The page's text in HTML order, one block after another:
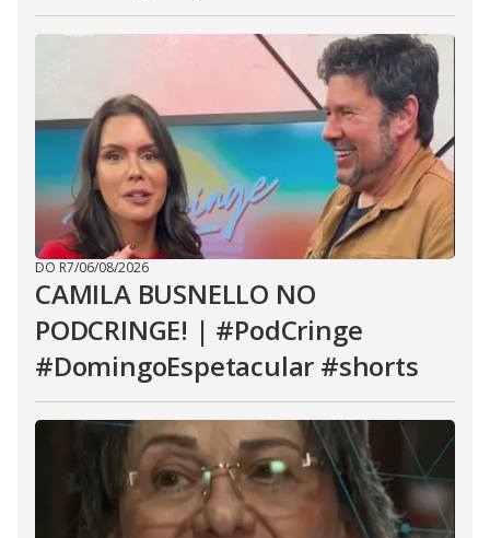
DO R7/06/08/2026
CAMILA BUSNELLO NO
PODCRINGE! | #PodCringe
#DomingoEspetacular #shorts